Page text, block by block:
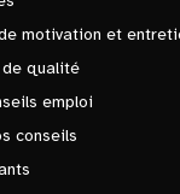
motivation et
qualité
emploi
conseils